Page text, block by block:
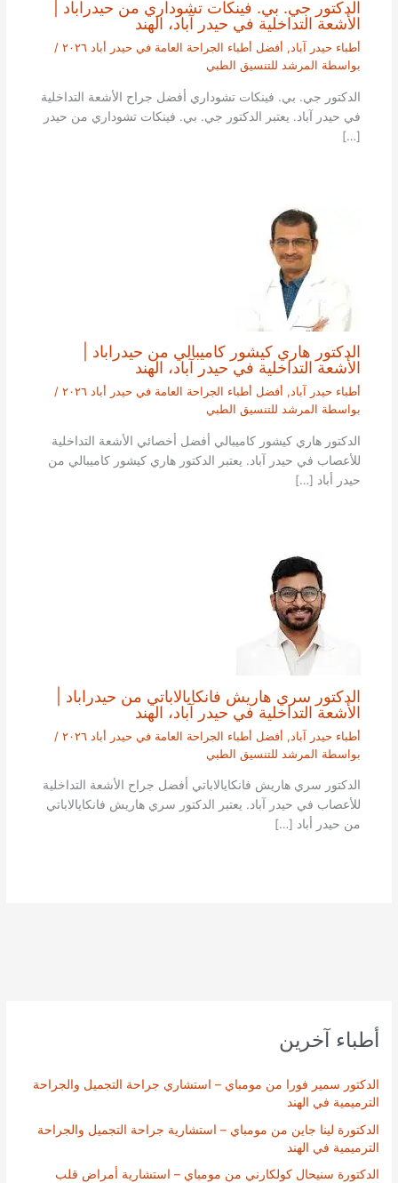
أطباء آخرين
الدكتور سمير فورا من مومباي – استشاري جراحة التجميل والجراحة
الترميمية في الهند
الدكتورة لينا جاين من مومباي – استشارية جراحة التجميل والجراحة
الترميمية في الهند
الدكتورة سنيحال كولكارني من مومباي – استشارية أمراض قلب
الدكتور جي. بي. فينكات تشوداري من حيدراباد |
الأشعة التداخلية في حيدر آباد، الهند
أطباء حيدر آباد , أفضل أطباء الجراحة العامة في حيدر أباد ٢٠٢٦
/
بواسطة المرشد للتنسيق الطبي
الدكتور جي. بي. فينكات تشوداري أفضل جراح الأشعة التداخلية
في حيدر آباد. يعتبر الدكتور جي. بي. فينكات تشوداري من حيدر
[…]
الدكتور هاري كيشور كاميبالي من حيدراباد |
الأشعة التداخلية في حيدر آباد، الهند
أطباء حيدر آباد, أفضل أطباء الجراحة العامة في حيدر أباد ٢٠٢٦
/
بواسطة المرشد للتنسيق الطبي
الدكتور هاري كيشور كاميبالي أفضل أخصائي الأشعة التداخلية
للأعصاب في حيدر آباد. يعتبر الدكتور هاري كيشور كاميبالي من
حيدر أباد […]
الدكتور سري هاريش فانكايالاباتي من حيدراباد |
الأشعة التداخلية في حيدر آباد، الهند
أطباء حيدر آباد , أفضل أطباء الجراحة العامة في حيدر أباد ٢٠٢٦
/
بواسطة المرشد للتنسيق الطبي
الدكتور سري هاريش فانكايالاباتي أفضل جراح الأشعة التداخلية
للأعصاب في حيدر آباد. يعتبر الدكتور سري هاريش فانكايالاباتي
من حيدر أباد […]